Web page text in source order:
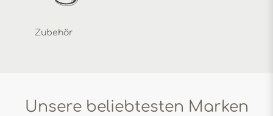
Zubehör
Unsere beliebtesten Marken